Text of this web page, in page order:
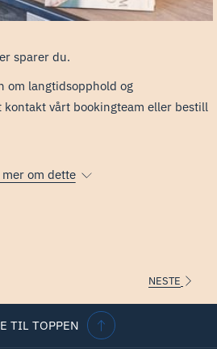
sparer du.
om langtidsopphold og
vårt bookingteam eller bestill
mer om dette
NESTE
TIL TOPPEN